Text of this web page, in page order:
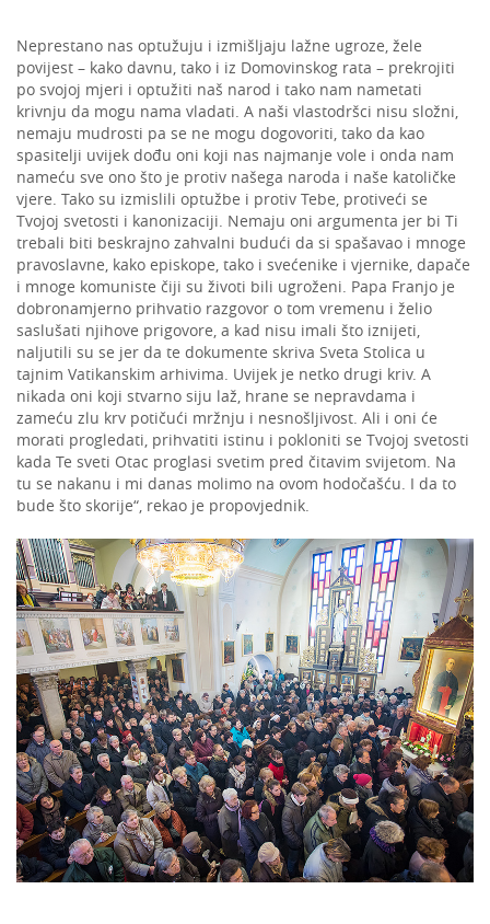
Neprestano nas optužuju i izmišljaju lažne ugroze, žele
povijest – kako davnu, tako i iz Domovinskog rata – prekrojiti
po svojoj mjeri i optužiti naš narod i tako nam nametati
krivnju da mogu nama vladati. A naši vlastodršci nisu složni,
nemaju mudrosti pa se ne mogu dogovoriti, tako da kao
spasitelji uvijek dođu oni koji nas najmanje vole i onda nam
nameću sve ono što je protiv našega naroda i naše katoličke
vjere. Tako su izmislili optužbe i protiv Tebe, protiveći se
Tvojoj svetosti i kanonizaciji. Nemaju oni argumenta jer bi Ti
trebali biti beskrajno zahvalni budući da si spašavao i mnoge
pravoslavne, kako episkope, tako i svećenike i vjernike, dapače
i mnoge komuniste čiji su životi bili ugroženi. Papa Franjo je
dobronamjerno prihvatio razgovor o tom vremenu i želio
saslušati njihove prigovore, a kad nisu imali što iznijeti,
naljutili su se jer da te dokumente skriva Sveta Stolica u
tajnim Vatikanskim arhivima. Uvijek je netko drugi kriv. A
nikada oni koji stvarno siju laž, hrane se nepravdama i
zameću zlu krv potičući mržnju i nesnošljivost. Ali i oni će
morati progledati, prihvatiti istinu i pokloniti se Tvojoj svetosti
kada Te sveti Otac proglasi svetim pred čitavim svijetom. Na
tu se nakanu i mi danas molimo na ovom hodočašću. I da to
bude što skorije“, rekao je propovjednik.